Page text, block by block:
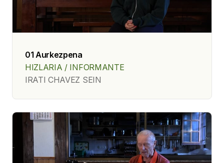
01 Aurkezpena
HIZLARIA / INFORMANTE
IRATI CHAVEZ SEIN